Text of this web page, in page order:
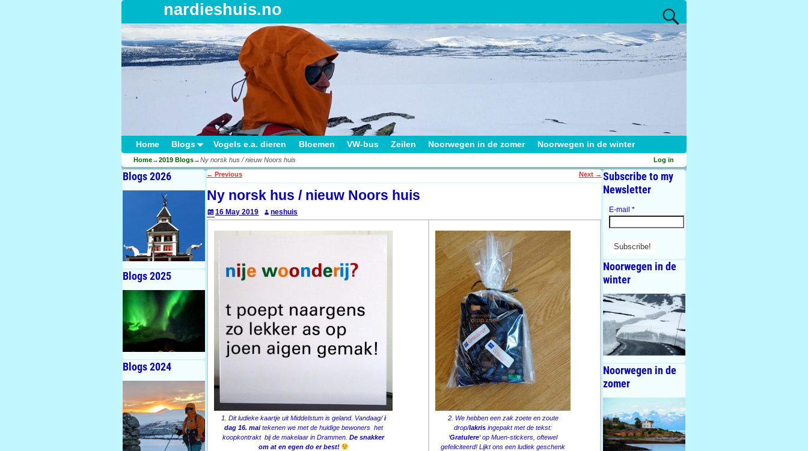
nardieshuis.no
Home Blogs Vogels e.a. dieren Bloemen VW-bus Zeilen Noorwegen in de zomer Noorwegen in de winter
Home→2019 Blogs→Ny norsk hus / nieuw Noors huis Log in
Post navigation
← Previous Next →
Ny norsk hus / nieuw Noors huis
16 May 2019 neshuis
1. Dit ludieke kaartje uit Middelstum is geland. Vandaag/i
dag 16. maitekenen we met de huidige bewoners het
koopkontrakt bij de makelaar in Drammen.De snakker
om at en egen do er best!
2. We hebben een zak zoete en zoute
drop/lakris ingepakt met de tekst:
‘Gratulere‘ op Muen-stickers, oftewel
gefeliciteerd! Lijkt ons een ludiek geschenk
Blogs 2026
Blogs 2025
Blogs 2024
Subscribe to my
Newsletter
E-mail *
Noorwegen in de
winter
Noorwegen in de
zomer